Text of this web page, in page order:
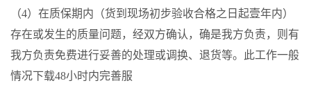
（4）在质保期内（货到现场初步验收合格之日起壹年内）
存在或发生的质量问题，经双方确认，确是我方负责，则有
我方负责免费进行妥善的处理或调换、退货等。此工作一般
情况下载48小时内完善服